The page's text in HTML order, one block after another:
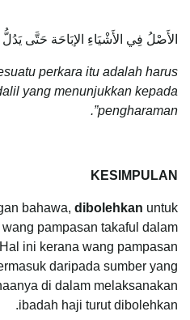
الأَصْلُ فِي الأَشْيَاءِ الإبَاحَة حَتَّى
perkara itu adalah harus
yang menunjukkan kepada
pengharaman”.
KESIMPULAN
bahawa, dibolehkan untuk
pampasan takaful dalam
ini kerana wang pampasan
daripada sumber yang
di dalam melaksanakan
ibadah haji turut dibolehkan.